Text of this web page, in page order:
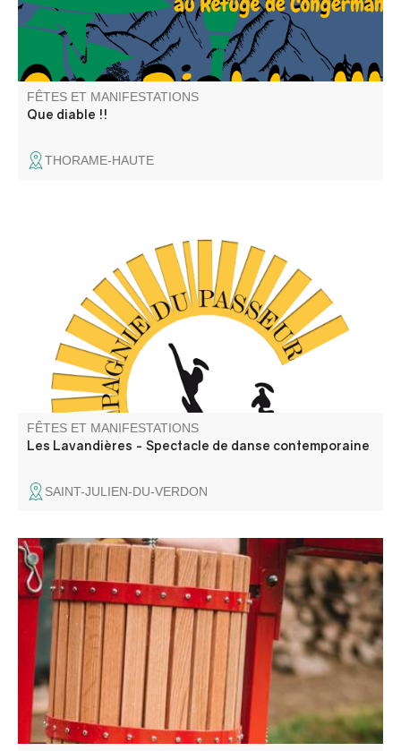
FÊTES ET MANIFESTATIONS
Que diable !!
THORAME-HAUTE
C'est un spectacle de danse contemporaine (Cie du
Passeur / Efi Farmaki), fait revivre la mémoire des lavoirs
et des lavandières en chant, texte et danse. Atelier de
médiation pour les enfants avant la représentation, autour
d'objets liés aux lavoirs.
FÊTES ET MANIFESTATIONS
Les Lavandières - Spectacle de danse contemporaine
SAINT-JULIEN-DU-VERDON
Une journée pour broyer, presser, pasteuriser, échanger,
et partager sans modération !